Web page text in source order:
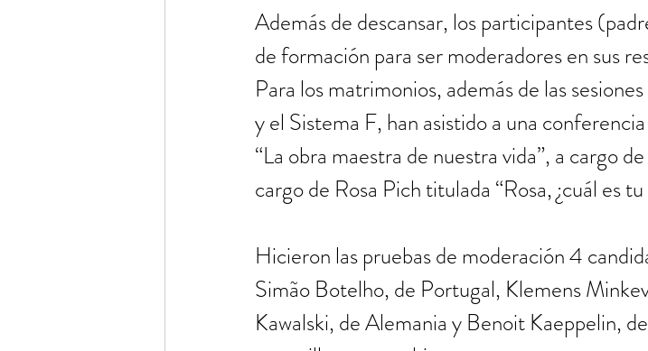
Además de descansar, los participantes
de formación para ser moderadores en sus
Para los matrimonios, además de las
y el Sistema F, han asistido a una
“La obra maestra de nuestra vida”, a cargo
cargo de Rosa Pich titulada “Rosa, ¿cuál es
Hicieron las pruebas de moderación 4
Simão Botelho, de Portugal, Klemens
Kawalski, de Alemania y Benoit Kaeppelin,